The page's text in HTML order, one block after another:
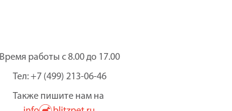
Время работы с 8.00 до 17.00
Тел: +7 (499) 213-06-46
Также пишите нам на